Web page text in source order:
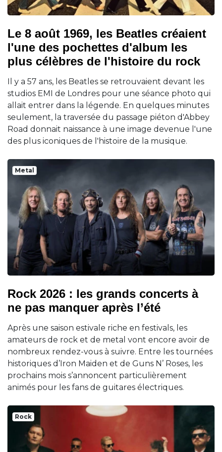
Le 8 août 1969, les Beatles créaient
l'une des pochettes d'album les
plus célèbres de l'histoire du rock
Il y a 57 ans, les Beatles se retrouvaient devant les
studios EMI de Londres pour une séance photo qui
allait entrer dans la légende. En quelques minutes
seulement, la traversée du passage piéton d'Abbey
Road donnait naissance à une image devenue l'une
des plus iconiques de l'histoire de la musique.
Metal
Rock 2026 : les grands concerts à
ne pas manquer après l’été
Après une saison estivale riche en festivals, les
amateurs de rock et de metal vont encore avoir de
nombreux rendez-vous à suivre. Entre les tournées
historiques d’Iron Maiden et de Guns N’ Roses, les
prochains mois s’annoncent particulièrement
animés pour les fans de guitares électriques.
Rock